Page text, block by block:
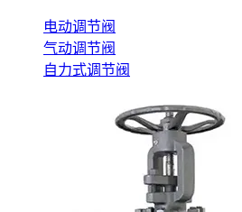
电动调节阀
气动调节阀
自力式调节阀